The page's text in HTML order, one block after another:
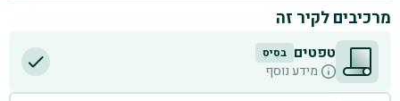
מרכיבים לקיר זה
טפטים בסיס
מידע נוסף D